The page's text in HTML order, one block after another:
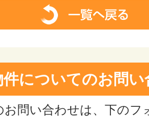
件についてのお問い
お問い合わせは、下のフ